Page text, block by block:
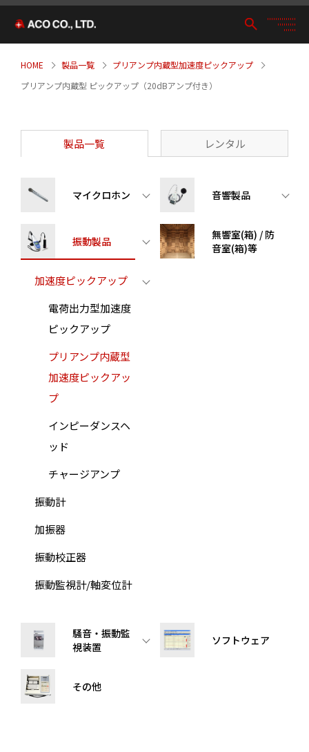
HOME 製品一覧
プリアンプ内蔵型加速度ピックアップ
プリアンプ内蔵型 ピックアップ（20dBアンプ付き）
製品一覧 レンタル
マイクロホン 音響製品
振動製品
加速度ピックアップ
電荷出力型加速度
ピックアップ
プリアンプ内蔵型
加速度ピックアッ
プ
インピーダンスヘ
ッド
チャージアンプ
振動計
加振器
振動校正器
振動監視計/軸変位計
無響室(箱) / 防
音室(箱)等
騒音・振動監
視装置
ソフトウェア
その他